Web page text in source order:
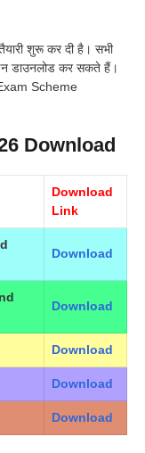
शुरू कर दी है। सभी
डाउनलोड कर सकते हैं।
Exam Scheme
Download
Download
Link
Download
Download
Download
Download
Download